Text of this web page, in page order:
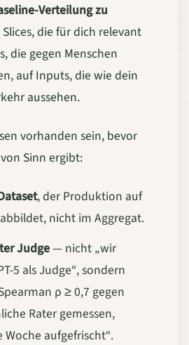
Verteilung zu
die für dich relevant
die gegen Menschen
auf Inputs, die wie dein
aussehen.
vorhanden sein, bevor
Sinn ergibt:
, der Produktion auf
nicht im Aggregat.
Judge— nicht „wir
5 als Judge“, sondern
ρ ≥ 0,7 gegen
Rater gemessen,
Woche aufgefrischt“.